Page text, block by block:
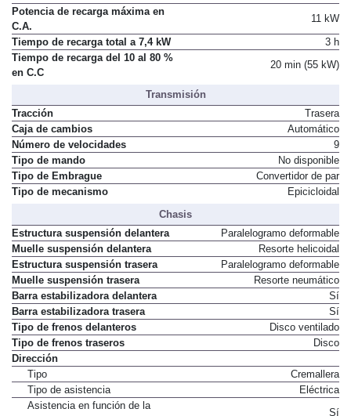
C.C.
Potencia de recarga máxima en
C.A.
Tiempo de recarga total a 7,4 kW
Tiempo de recarga del 10 al 80 %
Transmisión
Tracción
Trasera
Caja de cambios
Automático
Número de velocidades
9
Tipo de mando
No disponible
Tipo de Embrague
Convertidor de par
Chasis
Estructura suspensión delantera
Paralelogramo deformable
Muelle suspensión delantera
Resorte helicoidal
Estructura suspensión trasera
Paralelogramo deformable
Muelle suspensión trasera
Resorte neumático
Barra estabilizadora delantera
Sí
Barra estabilizadora trasera
Sí
Tipo de frenos delanteros
Disco ventilado
Tipo de frenos traseros
Dirección
Tipo
Cremallera
Tipo de asistencia